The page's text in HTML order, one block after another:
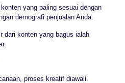
yang paling sesuai dengan
demografi penjualan Anda.
dari konten yang bagus ialah
proses kreatif diawali.